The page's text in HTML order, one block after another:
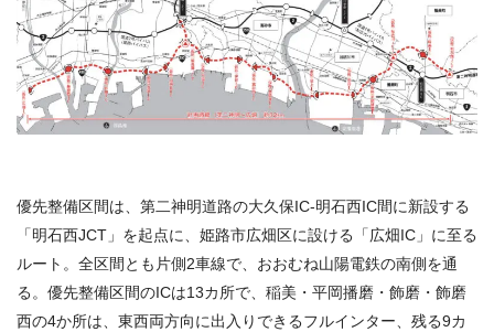
優先整備区間は、第二神明道路の大久保IC-明石西IC間に新設する
「明石西JCT」を起点に、姫路市広畑区に設ける「広畑IC」に至る
ルート。全区間とも片側2車線で、おおむね山陽電鉄の南側を通
る。優先整備区間のICは13カ所で、稲美・平岡播磨・飾磨・飾磨
西の4か所は、東西両方向に出入りできるフルインター、残る9カ